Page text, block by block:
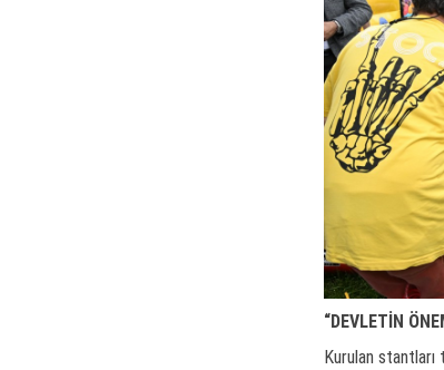
“DEVLETİN
Kurulan